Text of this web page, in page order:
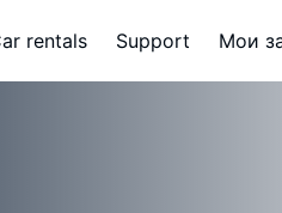
rentals Support Мои